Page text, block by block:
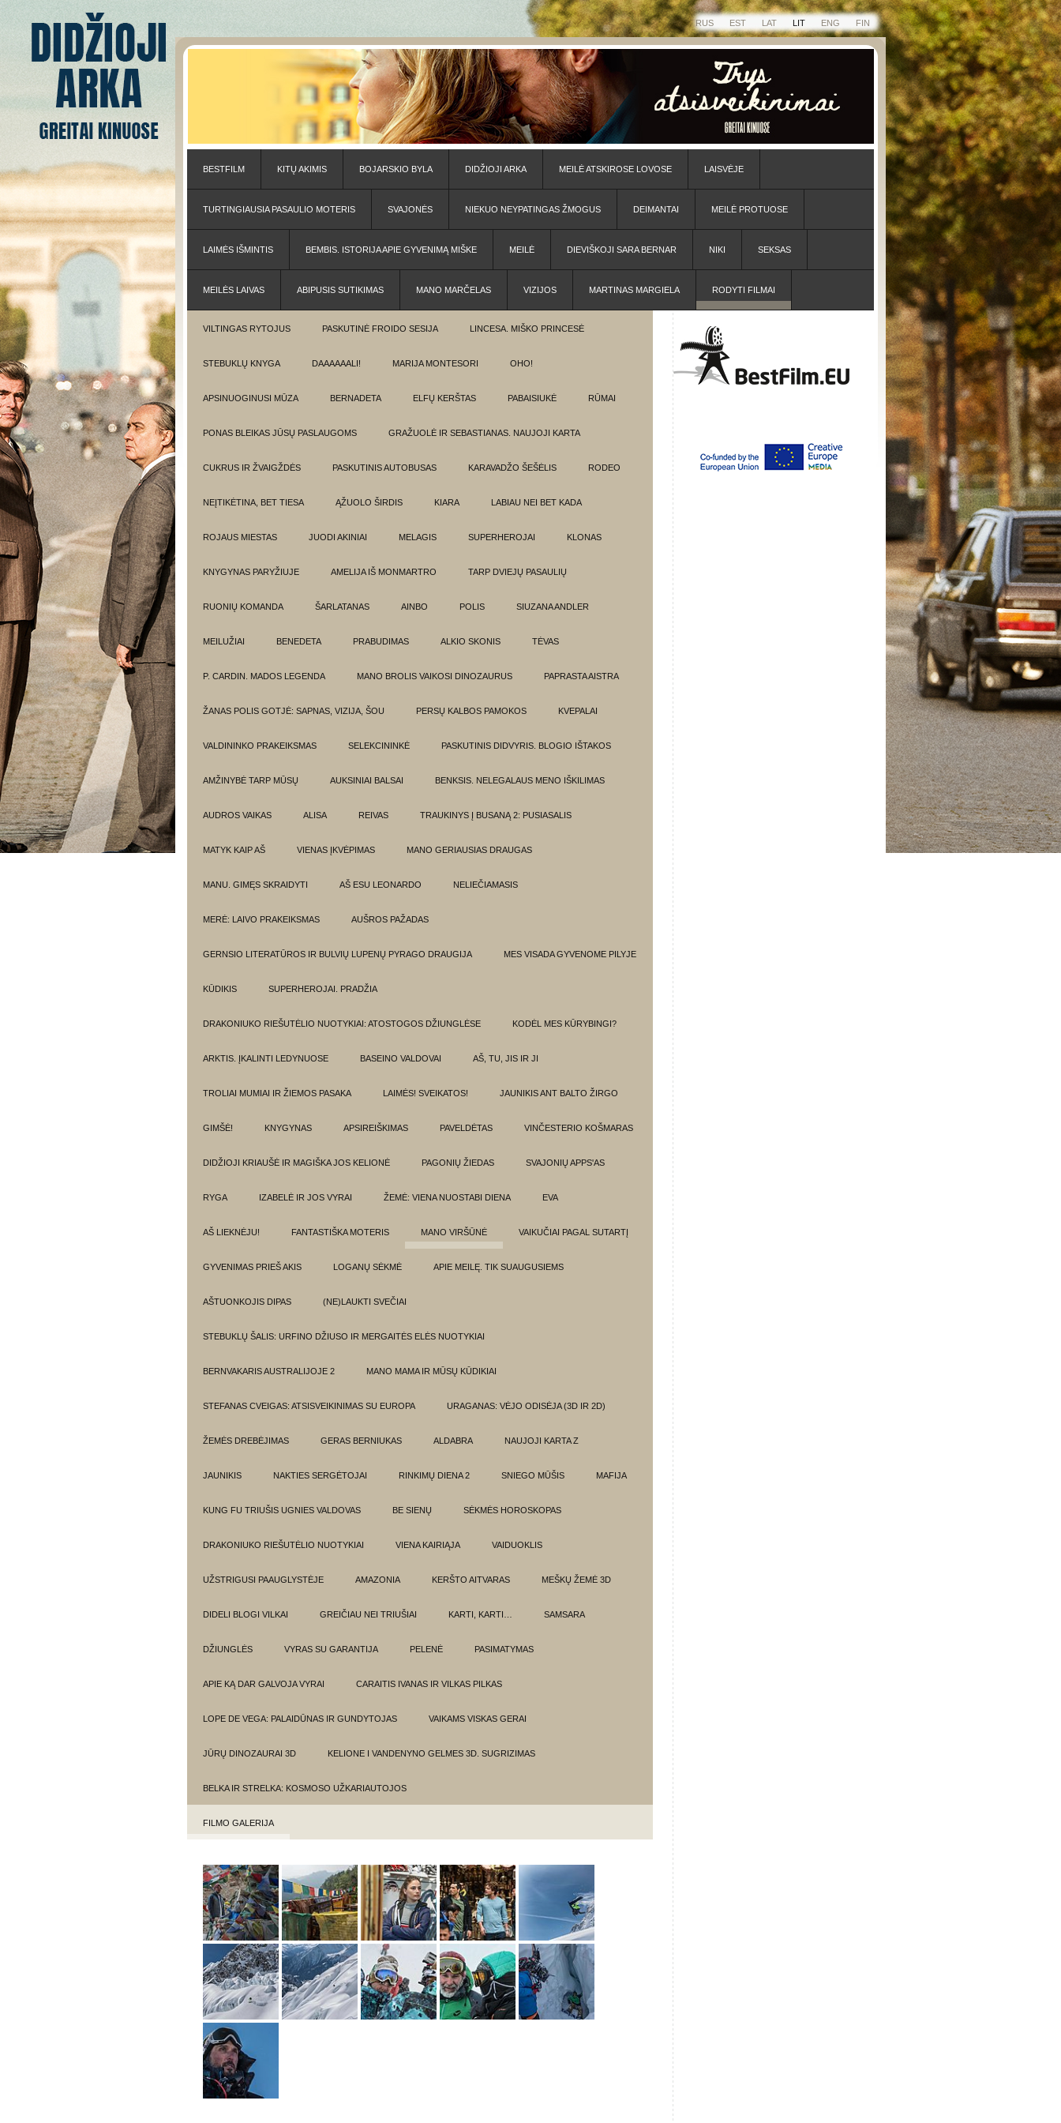
RUS EST LAT LIT ENG FIN
BESTFILM KITŲ AKIMIS BOJARSKIO BYLA DIDŽIOJI ARKA MEILĖ ATSKIROSE LOVOSE LAISVĖJE
TURTINGIAUSIA PASAULIO MOTERIS SVAJONĖS NIEKUO NEYPATINGAS ŽMOGUS DEIMANTAI MEILĖ PROTUOSE
LAIMĖS IŠMINTIS BEMBIS. ISTORIJA APIE GYVENIMĄ MIŠKE MEILĖ DIEVIŠKOJI SARA BERNAR NIKI SEKSAS
MEILĖS LAIVAS ABIPUSIS SUTIKIMAS MANO MARČELAS VIZIJOS MARTINAS MARGIELA RODYTI FILMAI
VILTINGAS RYTOJUS PASKUTINĖ FROIDO SESIJA LINCESA. MIŠKO PRINCESĖ
STEBUKLŲ KNYGA DAAAAAALI! MARIJA MONTESORI OHO!
APSINUOGINUSI MŪZA BERNADETA ELFŲ KERŠTAS PABAISIUKĖ RŪMAI
PONAS BLEIKAS JŪSŲ PASLAUGOMS GRAŽUOLĖ IR SEBASTIANAS. NAUJOJI KARTA
CUKRUS IR ŽVAIGŽDĖS PASKUTINIS AUTOBUSAS KARAVADŽO ŠEŠĖLIS RODEO
NEĮTIKĖTINA, BET TIESA ĄŽUOLO ŠIRDIS KIARA LABIAU NEI BET KADA
ROJAUS MIESTAS JUODI AKINIAI MELAGIS SUPERHEROJAI KLONAS
KNYGYNAS PARYŽIUJE AMELIJA IŠ MONMARTRO TARP DVIEJŲ PASAULIŲ
RUONIŲ KOMANDA ŠARLATANAS AINBO POLIS SIUZANA ANDLER
MEILUŽIAI BENEDETA PRABUDIMAS ALKIO SKONIS TĖVAS
P. CARDIN. MADOS LEGENDA MANO BROLIS VAIKOSI DINOZAURUS PAPRASTA AISTRA
ŽANAS POLIS GOTJĖ: SAPNAS, VIZIJA, ŠOU PERSŲ KALBOS PAMOKOS KVEPALAI
VALDININKO PRAKEIKSMAS SELEKCININKĖ PASKUTINIS DIDVYRIS. BLOGIO IŠTAKOS
AMŽINYBĖ TARP MŪSŲ AUKSINIAI BALSAI BENKSIS. NELEGALAUS MENO IŠKILIMAS
AUDROS VAIKAS ALISA REIVAS TRAUKINYS Į BUSANĄ 2: PUSIASALIS
MATYK KAIP AŠ VIENAS ĮKVĖPIMAS MANO GERIAUSIAS DRAUGAS
MANU. GIMĘS SKRAIDYTI AŠ ESU LEONARDO NELIEČIAMASIS
MERĖ: LAIVO PRAKEIKSMAS AUŠROS PAŽADAS
GERNSIO LITERATŪROS IR BULVIŲ LUPENŲ PYRAGO DRAUGIJA MES VISADA GYVENOME PILYJE
KŪDIKIS SUPERHEROJAI. PRADŽIA
DRAKONIUKO RIEŠUTĖLIO NUOTYKIAI: ATOSTOGOS DŽIUNGLĖSE KODĖL MES KŪRYBINGI?
ARKTIS. ĮKALINTI LEDYNUOSE BASEINO VALDOVAI AŠ, TU, JIS IR JI
TROLIAI MUMIAI IR ŽIEMOS PASAKA LAIMĖS! SVEIKATOS! JAUNIKIS ANT BALTO ŽIRGO
GIMŠĖ! KNYGYNAS APSIREIŠKIMAS PAVELDĖTAS VINČESTERIO KOŠMARAS
DIDŽIOJI KRIAUŠĖ IR MAGIŠKA JOS KELIONĖ PAGONIŲ ŽIEDAS SVAJONIŲ APPS'AS
RYGA IZABELĖ IR JOS VYRAI ŽEMĖ: VIENA NUOSTABI DIENA EVA
AŠ LIEKNĖJU! FANTASTIŠKA MOTERIS MANO VIRŠŪNĖ VAIKUČIAI PAGAL SUTARTĮ
GYVENIMAS PRIEŠ AKIS LOGANŲ SĖKMĖ APIE MEILĘ. TIK SUAUGUSIEMS
AŠTUONKOJIS DIPAS (NE)LAUKTI SVEČIAI
STEBUKLŲ ŠALIS: URFINO DŽIUSO IR MERGAITĖS ELĖS NUOTYKIAI
BERNVAKARIS AUSTRALIJOJE 2 MANO MAMA IR MŪSŲ KŪDIKIAI
STEFANAS CVEIGAS: ATSISVEIKINIMAS SU EUROPA URAGANAS: VĖJO ODISĖJA (3D IR 2D)
ŽEMĖS DREBĖJIMAS GERAS BERNIUKAS ALDABRA NAUJOJI KARTA Z
JAUNIKIS NAKTIES SERGĖTOJAI RINKIMŲ DIENA 2 SNIEGO MŪŠIS MAFIJA
KUNG FU TRIUŠIS UGNIES VALDOVAS BE SIENŲ SĖKMĖS HOROSKOPAS
DRAKONIUKO RIEŠUTĖLIO NUOTYKIAI VIENA KAIRIĄJA VAIDUOKLIS
UŽSTRIGUSI PAAUGLYSTĖJE AMAZONIA KERŠTO AITVARAS MEŠKŲ ŽEMĖ 3D
DIDELI BLOGI VILKAI GREIČIAU NEI TRIUŠIAI KARTI, KARTI… SAMSARA
DŽIUNGLĖS VYRAS SU GARANTIJA PELENĖ PASIMATYMAS
APIE KĄ DAR GALVOJA VYRAI CARAITIS IVANAS IR VILKAS PILKAS
LOPE DE VEGA: PALAIDŪNAS IR GUNDYTOJAS VAIKAMS VISKAS GERAI
JŪRŲ DINOZAURAI 3D KELIONE I VANDENYNO GELMES 3D. SUGRIZIMAS
BELKA IR STRELKA: KOSMOSO UŽKARIAUTOJOS
FILMO GALERIJA